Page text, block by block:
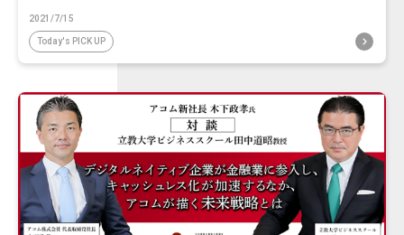
2021/7/15
Today's PICK UP